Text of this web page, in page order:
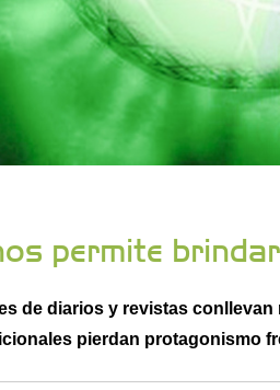
permite
de diarios y revistas
pierdan protagonismo